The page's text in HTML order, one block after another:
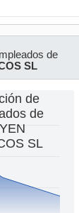
de
SL
de
de
SL